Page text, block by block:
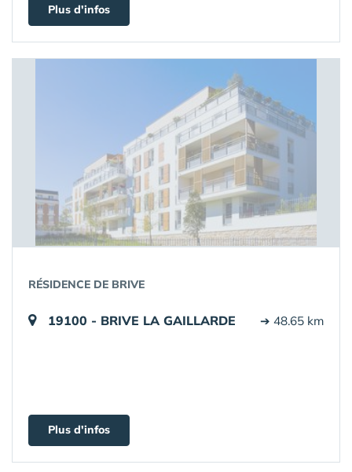
Plus d'infos
RÉSIDENCE DE BRIVE
19100 - BRIVE LA GAILLARDE ➔ 48.65 km
Plus d'infos